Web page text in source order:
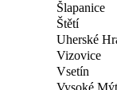
Šlapanice
Štětí
Uherské
Vizovice
Vsetín
Vysoké